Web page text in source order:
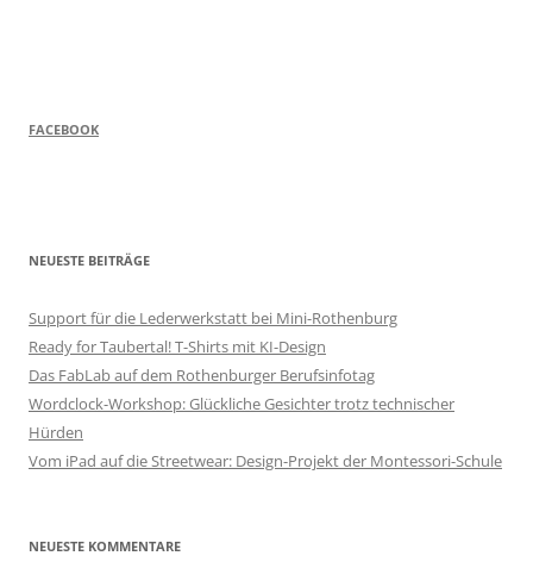
FACEBOOK
NEUESTE BEITRÄGE
Support für die Lederwerkstatt bei Mini-Rothenburg
Ready for Taubertal! T-Shirts mit KI-Design
Das FabLab auf dem Rothenburger Berufsinfotag
Wordclock-Workshop: Glückliche Gesichter trotz technischer
Hürden
Vom iPad auf die Streetwear: Design-Projekt der Montessori-Schule
NEUESTE KOMMENTARE